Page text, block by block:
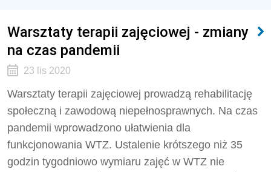
Warsztaty terapii zajęciowej - zmiany
na czas pandemii
23 lis 2020
Warsztaty terapii zajęciowej prowadzą rehabilitację
społeczną i zawodową niepełnosprawnych. Na czas
pandemii wprowadzono ułatwienia dla
funkcjonowania WTZ. Ustalenie krótszego niż 35
godzin tygodniowo wymiaru zajęć w WTZ nie